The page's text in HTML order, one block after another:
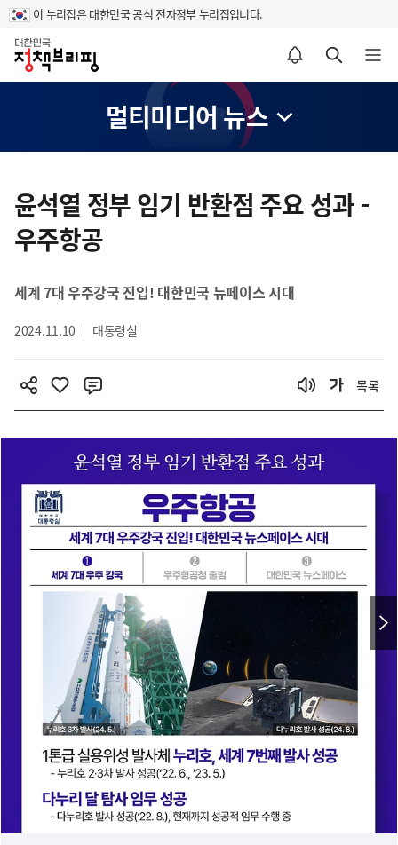
이 누리집은 대한민국 공식 전자정부 누리집입니다.
홈
알림설정 바로가기 검색 바로가기 메뉴 열기
멀티미디어 뉴스
텐
츠
영
윤석열 정부 임기 반환점 주요 성과 -
우주항공
세계 7대 우주강국 진입! 대한민국 뉴페이스 시대
2024.11.10 대통령실
목록